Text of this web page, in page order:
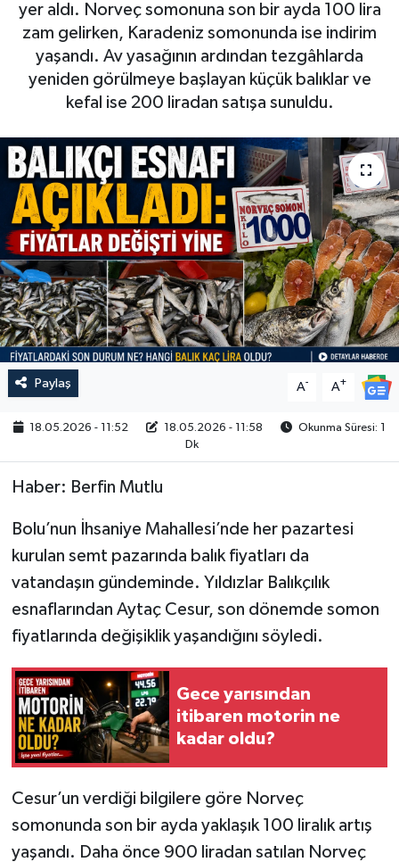
yer aldı. Norveç somonuna son bir ayda 100 lira
zam gelirken, Karadeniz somonunda ise indirim
yaşandı. Av yasağının ardından tezgâhlarda
yeniden görülmeye başlayan küçük balıklar ve
kefal ise 200 liradan satışa sunuldu.
Paylaş A- A+
18.05.2026 - 11:52 18.05.2026 - 11:58
Okunma Süresi: 1
Dk
Haber: Berfin Mutlu
Bolu’nun İhsaniye Mahallesi’nde her pazartesi
kurulan semt pazarında balık fiyatları da
vatandaşın gündeminde. Yıldızlar Balıkçılık
esnaflarından Aytaç Cesur, son dönemde somon
fiyatlarında değişiklik yaşandığını söyledi.
Gece yarısından
itibaren motorin ne
kadar oldu?
Cesur’un verdiği bilgilere göre Norveç
somonunda son bir ayda yaklaşık 100 liralık artış
yaşandı. Daha önce 900 liradan satılan Norveç